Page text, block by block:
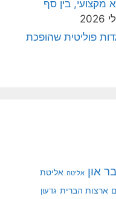
מקצועי, בין סף
פוליטית שהופכת
און אליטה אליטת
ארצות הברית גדעון